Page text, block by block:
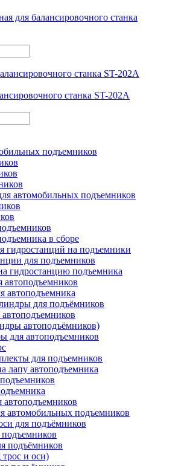
для балансировочного станка
станка ST-202A
подъемников
автомобильных подъемников
в сборе
гидростанций на подъемники
для подъемников
гидростанцию подъемника
автоподъемника
для подъёмников
автоподъёмников)
автоподъемников
для подъемников
лапу автоподъемника
автоподъемников
автомобильных подъемников
для подъёмников
подъёмников
и оси)